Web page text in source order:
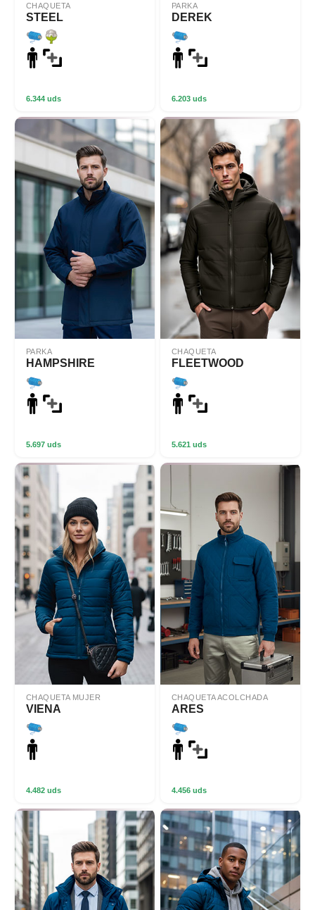
CHAQUETA
STEEL
6.344 uds
PARKA
DEREK
6.203 uds
PARKA
HAMPSHIRE
5.697 uds
CHAQUETA
FLEETWOOD
5.621 uds
CHAQUETA MUJER
VIENA
4.482 uds
CHAQUETA ACOLCHADA
ARES
4.456 uds